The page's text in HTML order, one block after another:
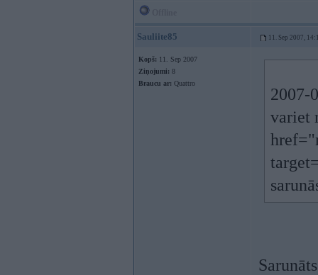
Sauliite85 11. Sep 2007,
Kopš: 11. Sep 2007
Ziņojumi: 8
Braucu ar: Quattro
2007-
variet